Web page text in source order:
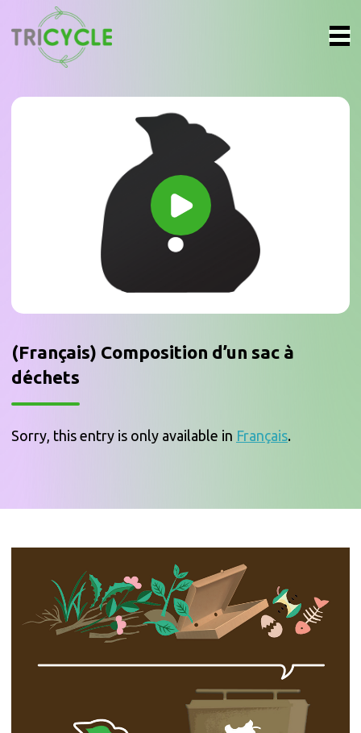
(Français) Composition d’un sac à
déchets
Sorry, this entry is only available in Français.